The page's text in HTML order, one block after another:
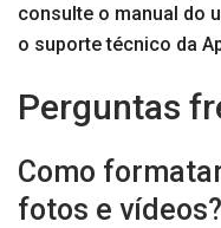
consulte o manual do
o suporte técnico da
Perguntas
Como
fotos e vídeos?